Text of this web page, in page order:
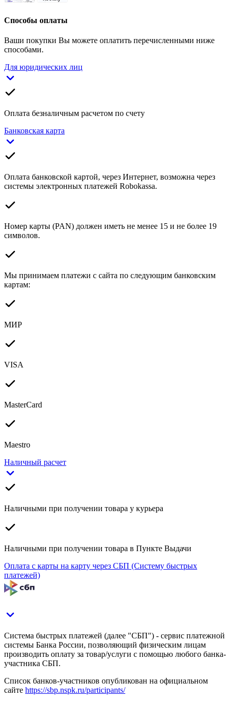
Способы оплаты
Ваши покупки Вы можете оплатить перечисленными ниже
способами.
Для юридических лиц
Оплата безналичным расчетом по счету
Банковская карта
Оплата банковской картой, через Интернет, возможна через
системы электронных платежей Robokassa.
Номер карты (PAN) должен иметь не менее 15 и не более 19
символов.
Мы принимаем платежи с сайта по следующим банковским
картам:
МИР
VISA
MasterCard
Maestro
Наличный расчет
Наличными при получении товара у курьера
Наличными при получении товара в Пункте Выдачи
Оплата с карты на карту через СБП (Систему быстрых
платежей)
Система быстрых платежей (далее "СБП") - сервис платежной
системы Банка России, позволяющий физическим лицам
производить оплату за товар/услуги с помощью любого банка-
участника СБП.
Список банков-участников опубликован на официальном
сайте https://sbp.nspk.ru/participants/